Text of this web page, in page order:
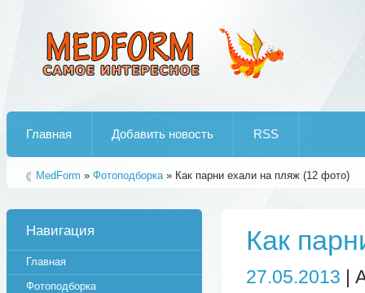
Главная Добавить новость RSS
MedForm » Фотоподборка» Как парни ехали на пляж (12 фото)
Как
27.05.2013 |
Навигация
Главная
Фотоподборка